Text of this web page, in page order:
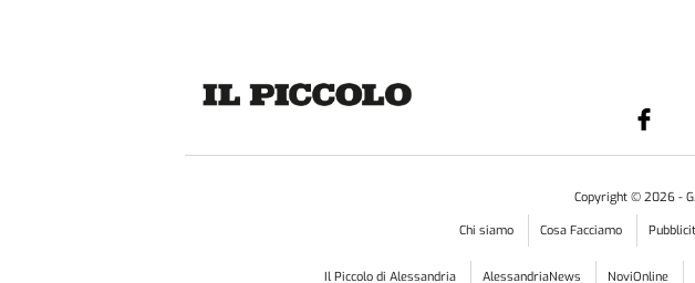
Copyright © 2026 -
Chi siamo
Cosa Facciamo
Il Piccolo di Alessandria AlessandriaNews NoviOnline